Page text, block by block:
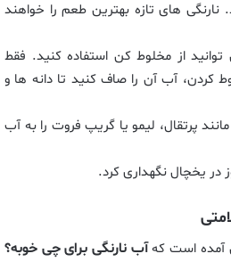
نارنگی های تازه بهترین طعم را خواهند
توانید از مخلوط کن استفاده کنید. فقط
کردن، آب آن را صاف کنید تا دانه ها و
پرتقال، لیمو یا گریپ فروت را به آب
آمده است کهآب نارنگی برای چی خوبه؟